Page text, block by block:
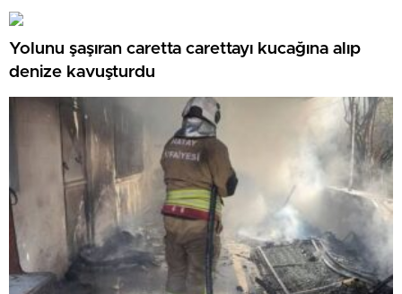
Yolunu şaşıran caretta carettayı kucağına alıp
denize kavuşturdu